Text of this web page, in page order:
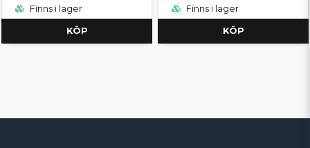
Finns i lager
KÖP
Finns i lager
KÖP